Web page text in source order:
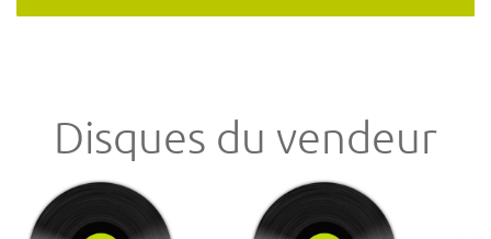
Disques du vendeur